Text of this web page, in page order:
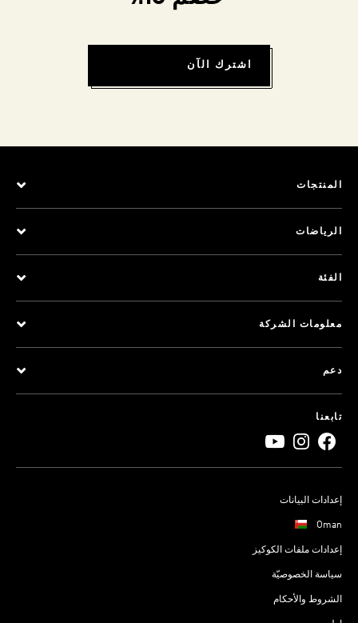
اشترك الآن
المنتجات
الرياضات
الفئة
معلومات الشركة
دعم
تابعنا
إعدادات البيانات
Oman
إعدادات ملفات الكوكيز
سياسة الخصوصيّة
الشروط والأحكام